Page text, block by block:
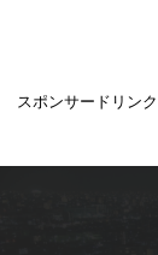
スポンサードリンク